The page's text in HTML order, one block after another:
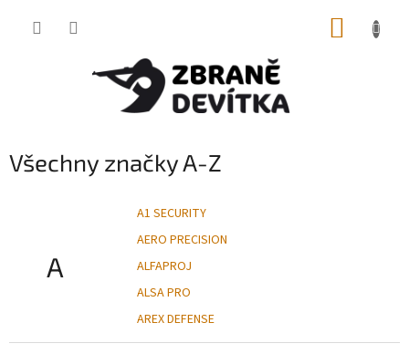
Všechny značky A-Z
A
A1 SECURITY
AERO PRECISION
ALFAPROJ
ALSA PRO
AREX DEFENSE